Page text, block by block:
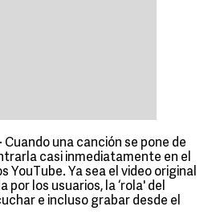
Cuando una canción se pone de
casi inmediatamente en el
YouTube. Ya sea el video original
por los usuarios, la ‘rola' del
e incluso grabar desde el